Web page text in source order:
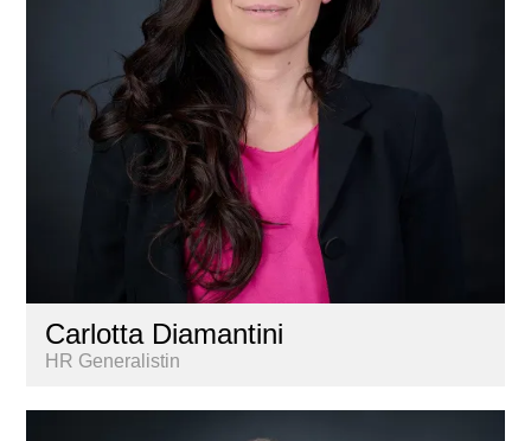
Carlotta Diamantini
HR Generalistin